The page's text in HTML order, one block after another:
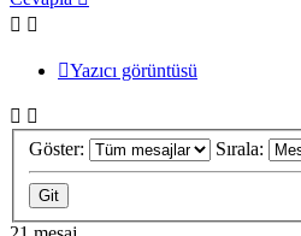
Yazıcı görüntüsü
Göster: Sırala: